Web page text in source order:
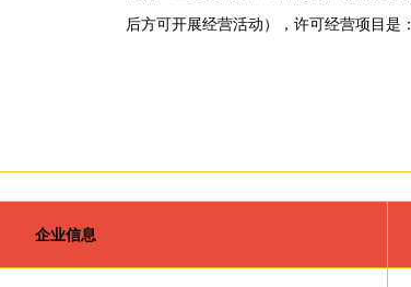
后方可开展经营活动），许可经营项目是：
企业信息